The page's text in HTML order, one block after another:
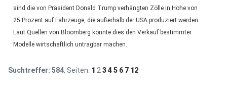
sind die von Präsident Donald Trump verhängten Zölle in Höhe von
25 Prozent auf Fahrzeuge, die außerhalb der USA produziert werden.
Laut Quellen von Bloomberg könnte dies den Verkauf bestimmter
Modelle wirtschaftlich untragbar machen.
Suchtreffer: 584, Seiten: 1 2 3 4 5 6 7 12